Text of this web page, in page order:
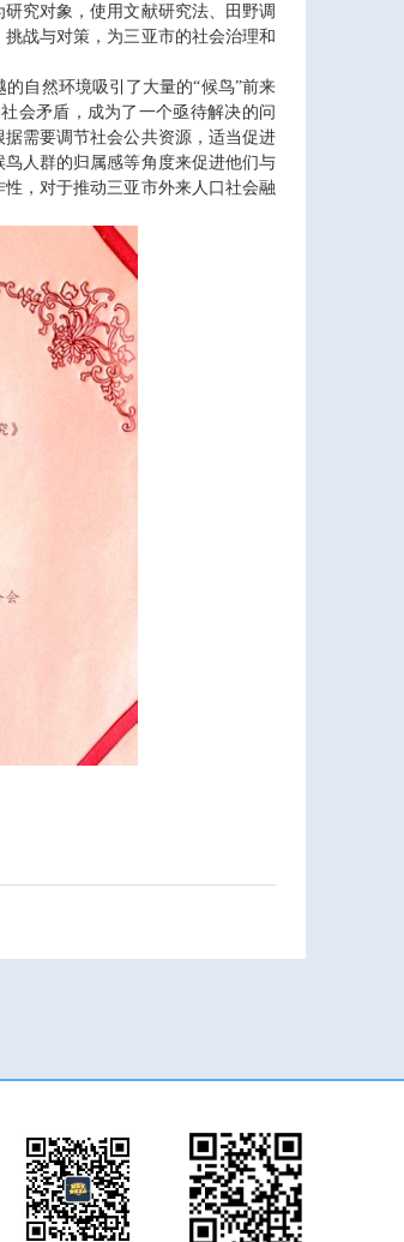
究对象，使用文献研究法、田野调
战与对策，为三亚市的社会治理和
自然环境吸引了大量的“候鸟”前来
会矛盾，成为了一个亟待解决的问
需要调节社会公共资源，适当促进
人群的归属感等角度来促进他们与
，对于推动三亚市外来人口社会融